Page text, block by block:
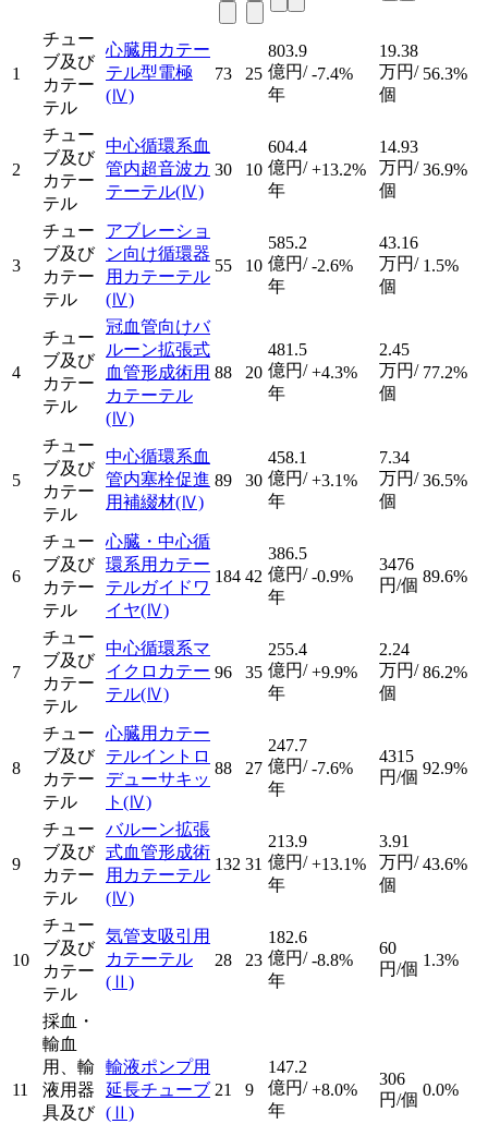
1
チュー
ブ及び
カテー
テル
心臓用カテー
テル型電極
(Ⅳ)
73 25
803.9
億円/
年
-7.4%
19.38
万円/
個
56.3%
2
チュー
ブ及び
カテー
テル
中心循環系血
管内超音波カ
テーテル(Ⅳ)
30 10
604.4
億円/
年
+13.2%
14.93
万円/
個
36.9%
3
チュー
ブ及び
カテー
テル
アブレーショ
ン向け循環器
用カテーテル
(Ⅳ)
55 10
585.2
億円/
年
-2.6%
43.16
万円/
個
1.5%
4
チュー
ブ及び
カテー
テル
冠血管向けバ
ルーン拡張式
血管形成術用
カテーテル
(Ⅳ)
88 20
481.5
億円/
年
+4.3%
2.45
万円/
個
77.2%
5
チュー
ブ及び
カテー
テル
中心循環系血
管内塞栓促進
用補綴材(Ⅳ)
89 30
458.1
億円/
年
+3.1%
7.34
万円/
個
36.5%
6
チュー
ブ及び
カテー
テル
心臓・中心循
環系用カテー
テルガイドワ
イヤ(Ⅳ)
184 42
386.5
億円/
年
-0.9%
3476
円/個 89.6%
7
チュー
ブ及び
カテー
テル
中心循環系マ
イクロカテー
テル(Ⅳ)
96 35
255.4
億円/
年
+9.9%
2.24
万円/
個
86.2%
8
チュー
ブ及び
カテー
テル
心臓用カテー
テルイントロ
デューサキッ
ト (Ⅳ)
88 27
247.7
億円/
年
-7.6%
4315
円/個 92.9%
9
チュー
ブ及び
カテー
テル
バルーン拡張
式血管形成術
用カテーテル
(Ⅳ)
132 31
213.9
億円/
年
+13.1%
3.91
万円/
個
43.6%
10
チュー
ブ及び
カテー
テル
気管支吸引用
カテーテル
(Ⅱ)
28 23
182.6
億円/
年
-8.8%
60
円/個 1.3%
11
採血・
輸血
用、輸
液用器
具及び
輸液ポンプ用
延長チューブ
(Ⅱ)
21 9
147.2
億円/
年
+8.0%
306
円/個
0.0%